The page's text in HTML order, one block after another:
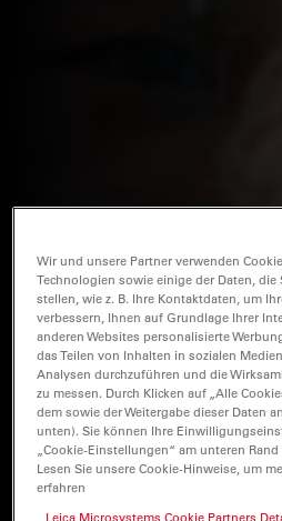
Wir und unsere Partner verwenden
Technologien sowie einige der Daten, die
stellen, wie z. B. Ihre Kontaktdaten, um
verbessern, Ihnen auf Grundlage Ihrer
anderen Websites personalisierte
das Teilen von Inhalten in sozialen
Analysen durchzuführen und die
zu messen. Durch Klicken auf „Alle
dem sowie der Weitergabe dieser Daten
unten). Sie können Ihre
„Cookie-Einstellungen“ am unteren
Lesen Sie unsere Cookie-Hinweise, um
erfahren
Leica Microsystems Cookie Partners